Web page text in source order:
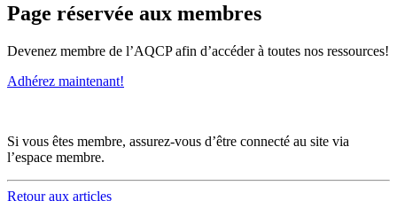
Page réservée aux membres
Devenez membre de l’AQCP afin d’accéder à toutes nos ressources!
Adhérez maintenant!
Si vous êtes membre, assurez-vous d’être connecté au site via
l’espace membre.
Retour aux articles